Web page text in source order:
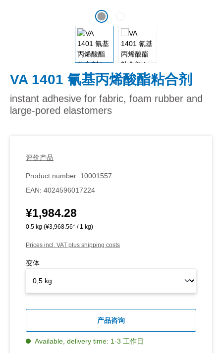
VA 1401 氰基丙烯酸酯粘合剂
instant adhesive for fabric, foam rubber and
large-pored elastomers
评价产品
Product number: 10001557
EAN: 4024596017224
Regular price:
¥1,984.28
0.5 kg (¥3,968.56* / 1 kg)
Prices incl. VAT plus shipping costs
变体
产品咨询
Available, delivery time: 1-3 工作日